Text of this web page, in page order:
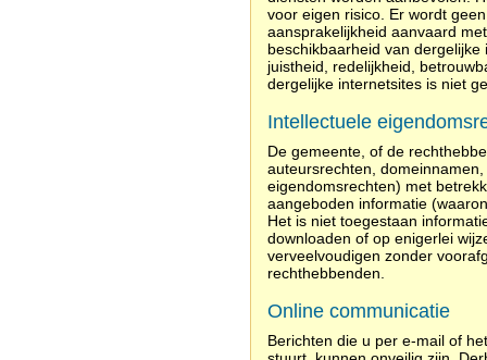
voor eigen risico. Er wordt
aansprakelijkheid aanvaard
beschikbaarheid van
juistheid, redelijkheid,
dergelijke internetsites is niet
Intellectuele
De gemeente, of de
auteursrechten,
eigendomsrechten) met
aangeboden informatie
Het is niet toegestaan
downloaden of op enigerlei
verveelvoudigen zonder
rechthebbenden.
Online communicatie
Berichten die u per e-mail of